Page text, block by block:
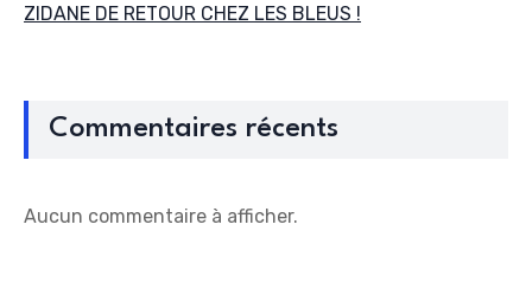
ZIDANE DE RETOUR CHEZ LES BLEUS !
Commentaires récents
Aucun commentaire à afficher.